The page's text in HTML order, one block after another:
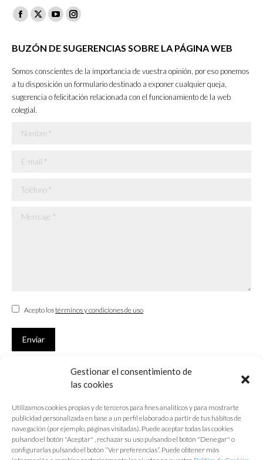
Gestionar el consentimiento de
las cookies
Utilizamos cookies propias y de terceros para fines analíticos y para mostrarte
publicidad personalizada en base a un perfil elaborado a partir de tus hábitos de
navegación (por ejemplo, páginas visitadas). Puede aceptar todas las cookies
pulsando el botón "Aceptar" , rechazar su uso pulsando el botón "Denegar" o
configurarlas pulsando el botón “Ver preferencias”. Puede obtener más
Facebook
opens
new
window
X
opens
new
window
YouTube
opens
new
window
Instagram
opens
in
new
window
BUZÓN DE SUGERENCIAS SOBRE LA PÁGINA WEB
Somos conscientes de la importancia de vuestra opinión, por eso ponemos
a tu disposición un formulario destinado a exponer cualquier queja,
sugerencia o felicitación relacionada con el funcionamiento de la web
colegial.
Nombre *
E-mail *
Teléfono *
Mensaje *
Acepto lostérminos y condiciones de uso
Enviar
que desarrolla el Colegio de Arquitectos de Cádiz
Nombre *